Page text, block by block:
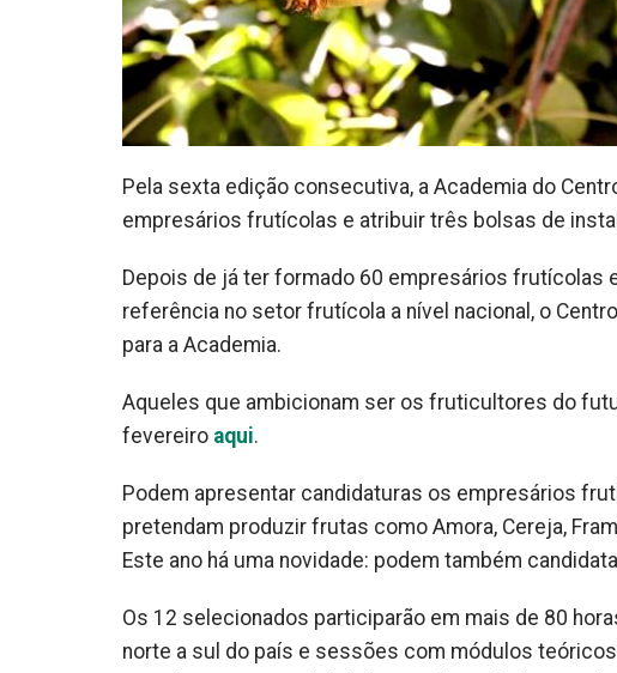
Pela sexta edição consecutiva, a Academia do
empresários frutícolas e atribuir três bolsas de
Depois de já ter formado 60 empresários frutícolas
referência no setor frutícola a nível nacional, o
para a Academia.
Aqueles que ambicionam ser os fruticultores do
fevereiro aqui.
Podem apresentar candidaturas os empresários
pretendam produzir frutas como Amora, Cereja,
Este ano há uma novidade: podem também
Os 12 selecionados participarão em mais de 80
norte a sul do país e sessões com módulos